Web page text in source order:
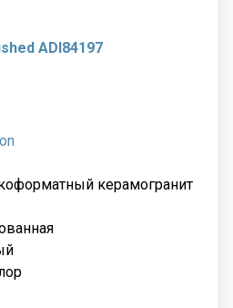
ADI84197
керамогранит